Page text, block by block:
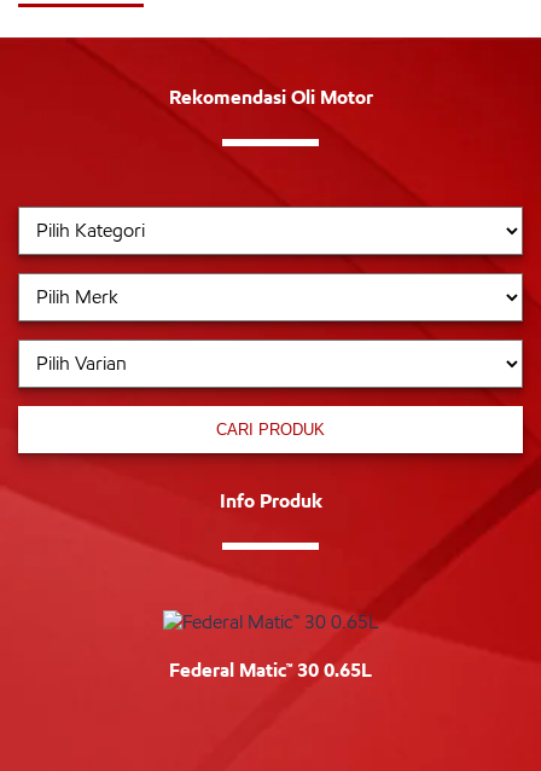
Rekomendasi Oli Motor
CARI PRODUK
Info Produk
Federal Matic™ 30 0.65L